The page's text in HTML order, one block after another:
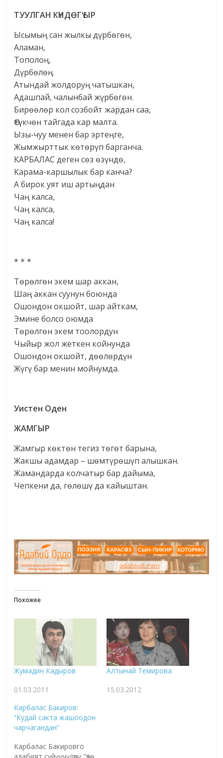
ТУУЛГАН КҮНДӨГҮ ЫР
Ысымың сан жылкы дүрбөгөн,
Аламан,
Тополоң,
Дүрбөлөң.
Атындай жолдоруң чатышкан,
Адашпай, чалынбай жүрбөгөн.
Бирөөлөр кол созбойт жардан саа,
Өтүкчөн тайгада кар малта.
Ызы-чуу менен бар эртеңге,
Жымжырттык көтөрүп барганча.
КАРБАЛАС деген сөз өзүндө,
Карама-каршылык бар канча?
А бирок уят иш артыңдан
Чаң калса,
Чаң калса,
Чаң калса!
* * *
Төрөлгөн экем шар аккан,
Шаң аккан суунун боюнда
Ошондон окшойт, шар айткам,
Эмине болсо оюмда
Төрөлгөн экем тоолордун
Чыйыр жол жеткен койнунда
Ошондон окшойт, дөөлөрдүн
Жүгү бар менин мойнумда.
Уистен Оден
ЖАМГЫР
Жамгыр көктөн тегиз төгөт барына,
Жакшы адамдар – шөмтүрөшүп алышкан.
Жамандарда колчатыр бар дайыма,
Чепкени да, гөлөшү да кайыштан.
Похожее
Жумадин Кадыров
01.03.2011
Алтынай Темирова
15.03.2012
Карбалас Бакиров:
“Кудай сакта жашоодон
чарчагандан”
Карбалас Бакировго